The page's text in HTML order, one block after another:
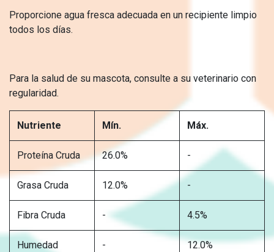
Proporcione agua fresca adecuada en un recipiente limpio
todos los días.
Para la salud de su mascota, consulte a su veterinario con
regularidad.
Nutriente Mín. Máx.
Proteína Cruda 26.0% -
Grasa Cruda 12.0% -
Fibra Cruda - 4.5%
Humedad - 12.0%